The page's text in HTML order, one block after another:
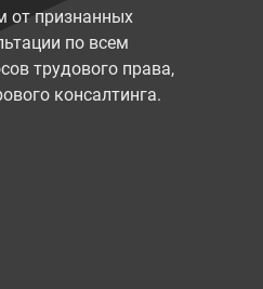
от признанных
по всем
трудового права,
консалтинга.